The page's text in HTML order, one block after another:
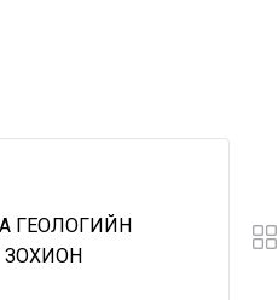
ГЕОЛОГИЙН
ЗОХИОН